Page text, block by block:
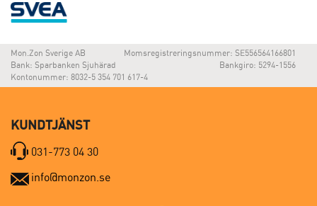
Mon.Zon Sverige AB
Momsregistreringsnummer: SE556564166801
Bank: Sparbanken Sjuhärad
Bankgiro: 5294-1556
Kontonummer: 8032-5 354 701 617-4
KUNDTJÄNST
031-773 04 30
info@monzon.se